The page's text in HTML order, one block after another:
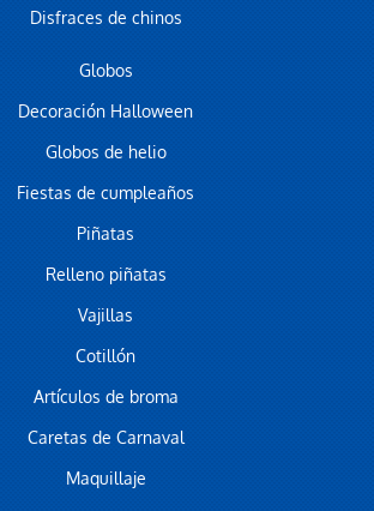
Disfraces de chinos
Globos
Decoración Halloween
Globos de helio
Fiestas de cumpleaños
Piñatas
Relleno piñatas
Vajillas
Cotillón
Artículos de broma
Caretas de Carnaval
Maquillaje